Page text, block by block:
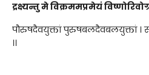
द्रक्ष्यन्तु मे विक्रममप्रमेयं
पौरुषदैवयुक्तां पुरुषबलदैवबलयुक्तां ।
।।